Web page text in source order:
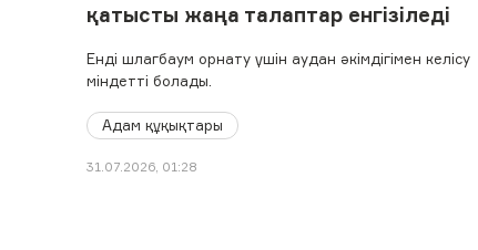
қатысты жаңа талаптар енгізіледі
Енді шлагбаум орнату үшін аудан әкімдігімен келісу
міндетті болады.
Адам құқықтары
31.07.2026, 01:28